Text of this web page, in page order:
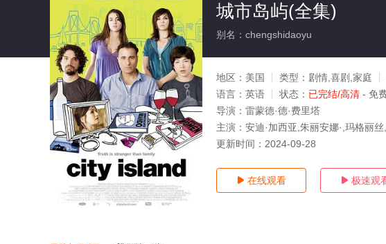
已完结/全集
城市岛屿(全集)
别名：chengshidaoyu
地区： 美国 类型： 剧情,喜剧,家庭
语言： 英语 状态： 已完结/高清 - 免
导演： 雷蒙德·德·费里塔
主演： 安迪·加西亚,朱丽安娜·,玛格丽
更新时间： 2024-09-28
 在线观看  极速观